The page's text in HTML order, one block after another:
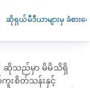
ဆိုရှယ်မီဒီယာများမှ ခံစား
ဆိုသည်မှာ မိမိသိရှိ
ကူးစိတ်သန်းနှင့်